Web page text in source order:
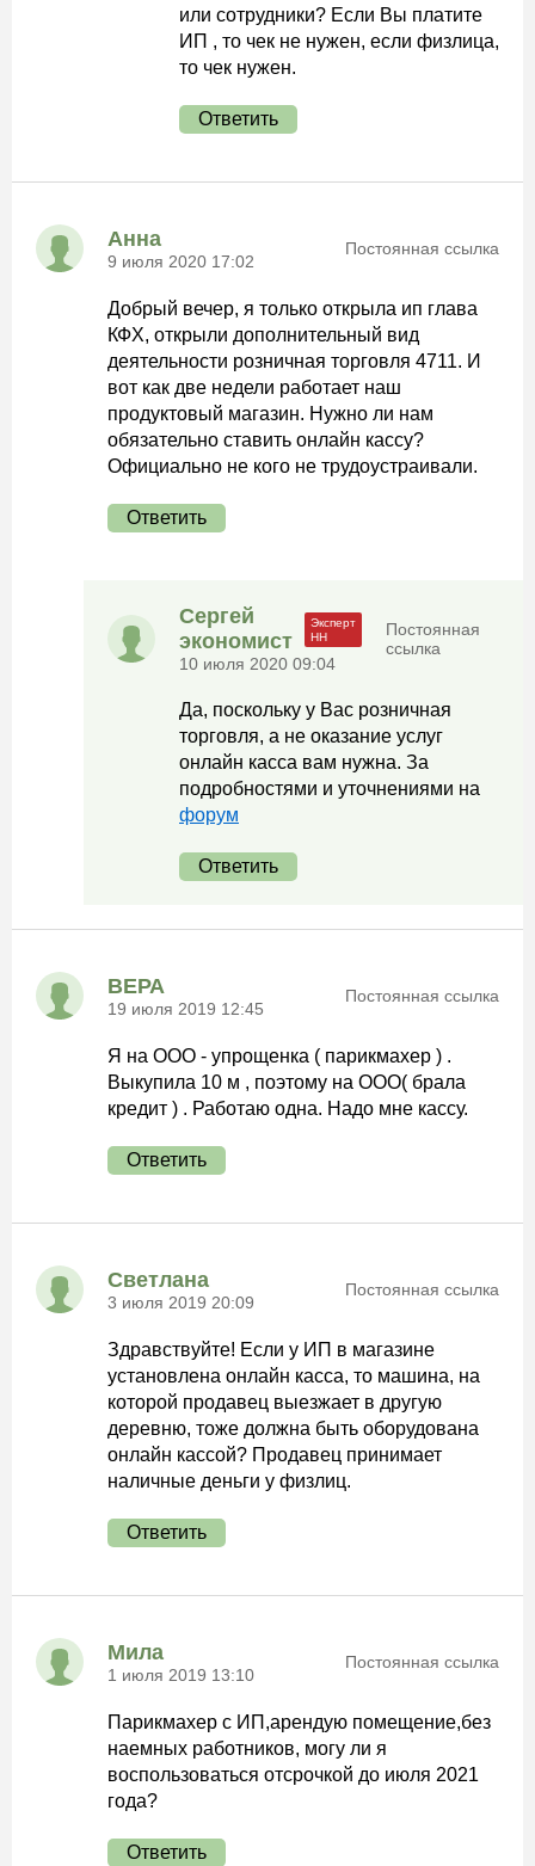
или сотрудники? Если Вы платите
ИП , то чек не нужен, если физлица,
то чек нужен.
Ответить
Анна
9 июля 2020 17:02
Постоянная ссылка
Добрый вечер, я только открыла ип глава
КФХ, открыли дополнительный вид
деятельности розничная торговля 4711. И
вот как две недели работает наш
продуктовый магазин. Нужно ли нам
обязательно ставить онлайн кассу?
Официально не кого не трудоустраивали.
Ответить
Сергей
экономист
10 июля 2020 09:04
Постоянная
ссылка
Да, поскольку у Вас розничная
торговля, а не оказание услуг
онлайн касса вам нужна. За
подробностями и уточнениями на
форум
Ответить
ВЕРА
19 июля 2019 12:45
Постоянная ссылка
Я на ООО - упрощенка ( парикмахер ) .
Выкупила 10 м , поэтому на ООО( брала
кредит ) . Работаю одна. Надо мне кассу.
Ответить
Светлана
3 июля 2019 20:09
Постоянная ссылка
Здравствуйте! Если у ИП в магазине
установлена онлайн касса, то машина, на
которой продавец выезжает в другую
деревню, тоже должна быть оборудована
онлайн кассой? Продавец принимает
наличные деньги у физлиц.
Ответить
Мила
1 июля 2019 13:10
Постоянная ссылка
Парикмахер с ИП,арендую помещение,без
наемных работников, могу ли я
воспользоваться отсрочкой до июля 2021
года?
Ответить